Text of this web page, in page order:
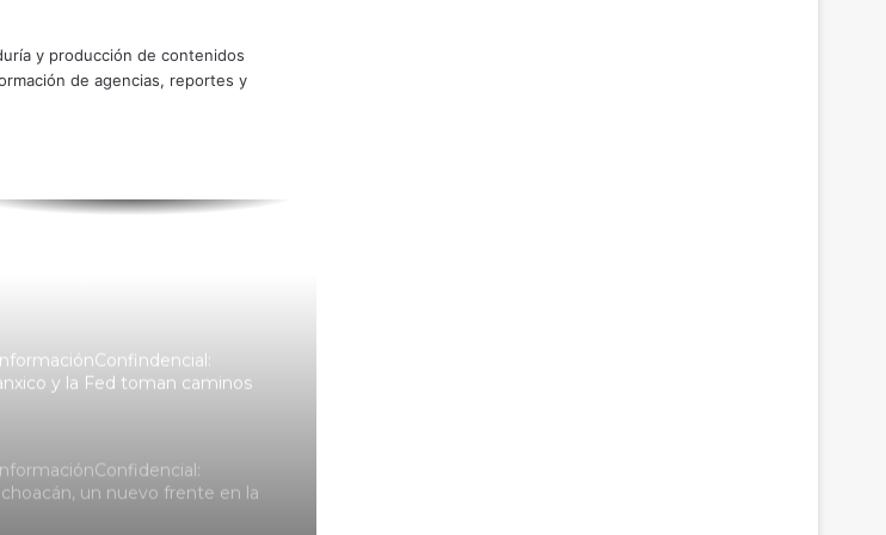
y producción de contenidos
de agencias, reportes y
apunta a BMV y BIVA por
mdp para su negocio de
y la Fed toman caminos
un nuevo frente en la